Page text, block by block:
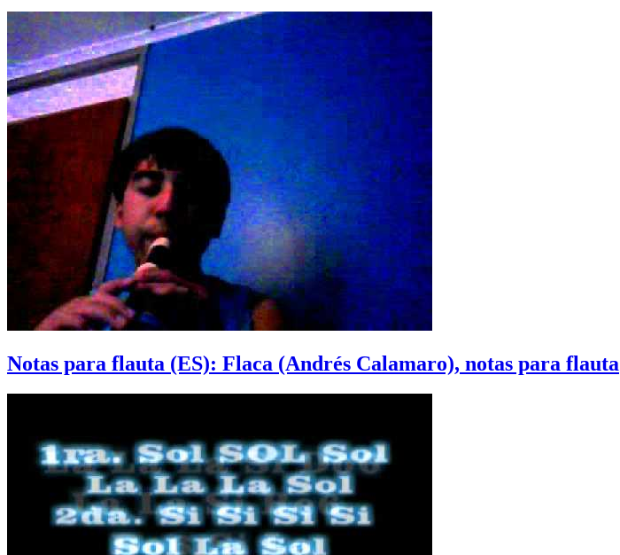
Notas para flauta (ES): Flaca (Andrés Calamaro), notas para flauta